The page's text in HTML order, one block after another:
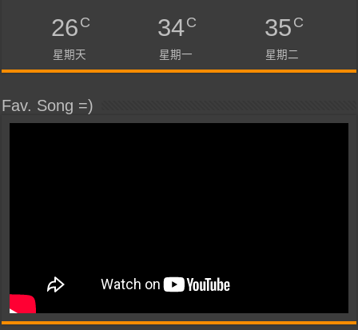
26C
星期天
34C
星期一
35C
星期二
Fav. Song =)